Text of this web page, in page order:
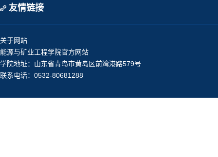
友情链接
关于网站
能源与矿业工程学院官方网站
学院地址：山东省青岛市黄岛区前湾港路579号
联系电话：0532-80681288